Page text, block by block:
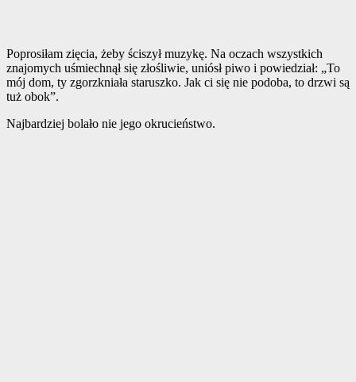
Poprosiłam zięcia, żeby ściszył muzykę. Na oczach wszystkich
znajomych uśmiechnął się złośliwie, uniósł piwo i powiedział: „To
mój dom, ty zgorzkniała staruszko. Jak ci się nie podoba, to drzwi są
tuż obok”.
Najbardziej bolało nie jego okrucieństwo.